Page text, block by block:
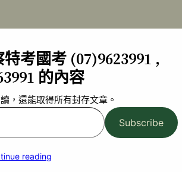
考國考 (07)9623991 ,
的內容
，還能取得所有封存文章。
Subscribe
reading